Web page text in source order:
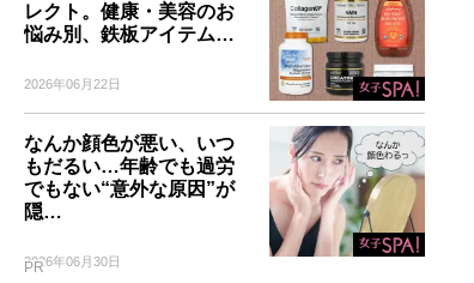
レクト。健康・美容のお
悩み別、鉄板アイテム…
2026年06月22日
なんか顔色が悪い、いつ
もだるい…年齢でも過労
でもない“意外な原因”が
隠…
2026年06月30日
PR